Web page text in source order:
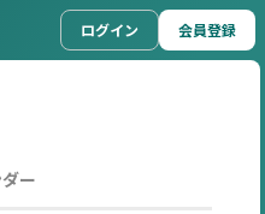
ログイン 会員登録
ー